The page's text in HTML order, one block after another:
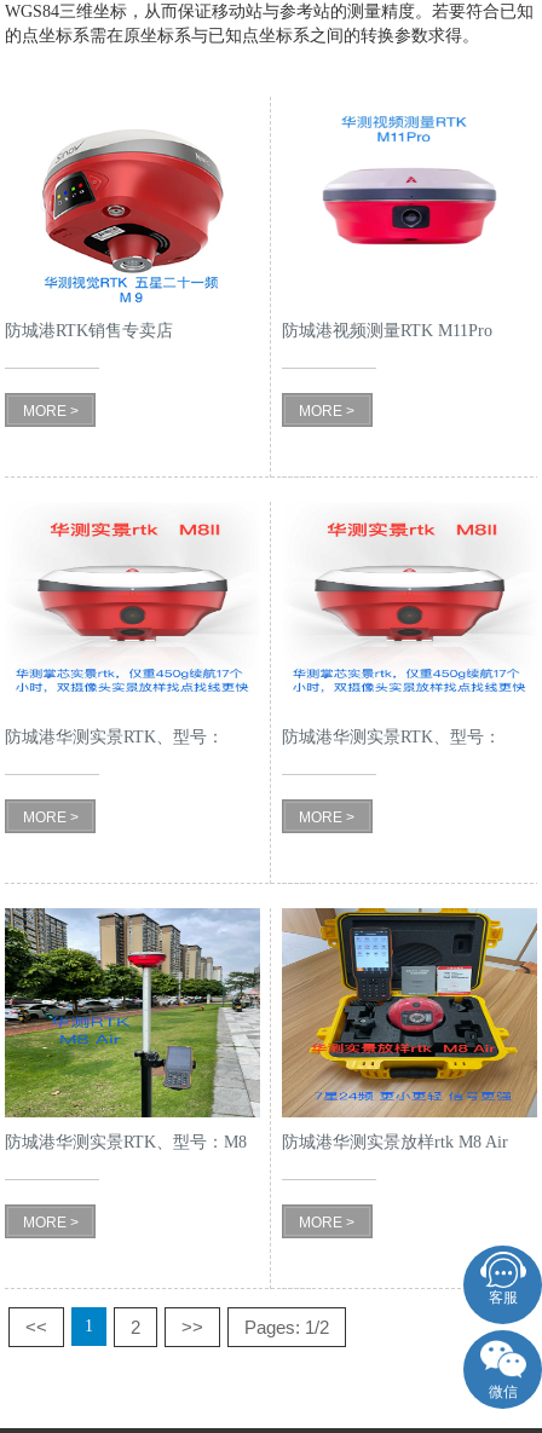
WGS84三维坐标，从而保证移动站与参考站的测量精度。若要符合已知
的点坐标系需在原坐标系与已知点坐标系之间的转换参数求得。
防城港RTK销售专卖店
MORE >
防城港视频测量RTK M11Pro
MORE >
防城港华测实景RTK、型号：
M8II
MORE >
防城港华测实景RTK、型号：
M8II
MORE >
防城港华测实景RTK、型号：M8
Air
MORE >
防城港华测实景放样rtk M8 Air
MORE >
<< 1 2 >> Pages: 1/2
客服
微信